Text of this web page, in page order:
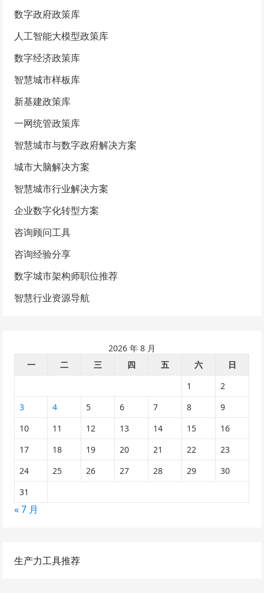
数字政府政策库
人工智能大模型政策库
数字经济政策库
智慧城市样板库
新基建政策库
一网统管政策库
智慧城市与数字政府解决方案
城市大脑解决方案
智慧城市行业解决方案
企业数字化转型方案
咨询顾问工具
咨询经验分享
数字城市架构师职位推荐
智慧行业资源导航
2026 年 8 月
一
二 三 四 五 六
日
1
2
3
4 5 6 7 8
9
10
11 12 13 14 15
16
17
18 19 20 21 22
23
24
25 26 27 28 29
30
31
« 7 月
生产力工具推荐